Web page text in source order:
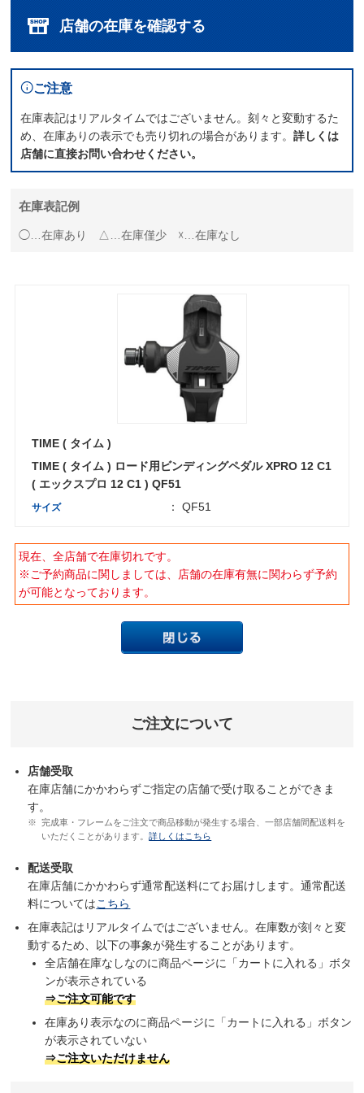
店舗の在庫を確認する
ご注意
在庫表記はリアルタイムではございません。刻々と変動するた
め、在庫ありの表示でも売り切れの場合があります。詳しくは
店舗に直接お問い合わせください。
在庫表記例
◯…在庫あり △…在庫僅少 ☓…在庫なし
TIME ( タイム )
TIME ( タイム ) ロード用ビンディングペダル XPRO 12 C1
( エックスプロ 12 C1 ) QF51
サイズ ： QF51
現在、全店舗で在庫切れです。
※ご予約商品に関しましては、店舗の在庫有無に関わらず予約
が可能となっております。
ご注文について
店舗受取
在庫店舗にかかわらずご指定の店舗で受け取ることができま
す。
完成車・フレームをご注文で商品移動が発生する場合、一部店舗間配送料を
いただくことがあります。詳しくはこちら
配送受取
在庫店舗にかかわらず通常配送料にてお届けします。通常配送
料についてはこちら
在庫表記はリアルタイムではございません。在庫数が刻々と変
動するため、以下の事象が発生することがあります。
全店舗在庫なしなのに商品ページに「カートに入れる」ボタ
ンが表示されている
⇒ご注文可能です
在庫あり表示なのに商品ページに「カートに入れる」ボタン
が表示されていない
⇒ご注文いただけません